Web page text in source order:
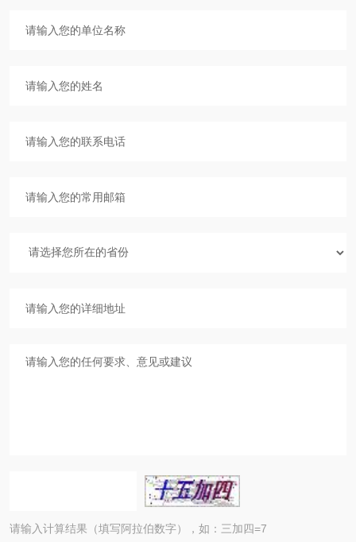
请输入计算结果（填写阿拉伯数字），如：三加四=7